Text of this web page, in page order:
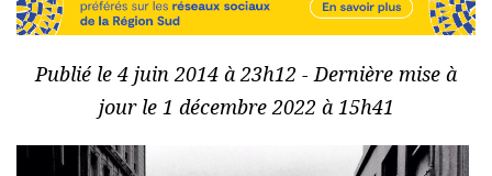
Publié le 4 juin 2014 à 23h12 - Dernière mise à
jour le 1 décembre 2022 à 15h41